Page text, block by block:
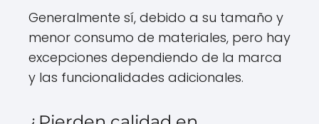
Generalmente sí, debido a su tamaño y
menor consumo de materiales, pero hay
excepciones dependiendo de la marca
y las funcionalidades adicionales.